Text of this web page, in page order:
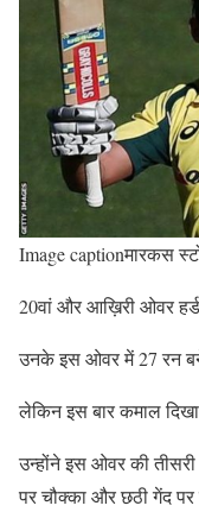
Image captionमारकस
20वां और आख़िरी ओवर
उनके इस ओवर में 27 रन
लेकिन इस बार कमाल
उन्होंने इस ओवर की
पर चौक्का और छठी गेंद पर